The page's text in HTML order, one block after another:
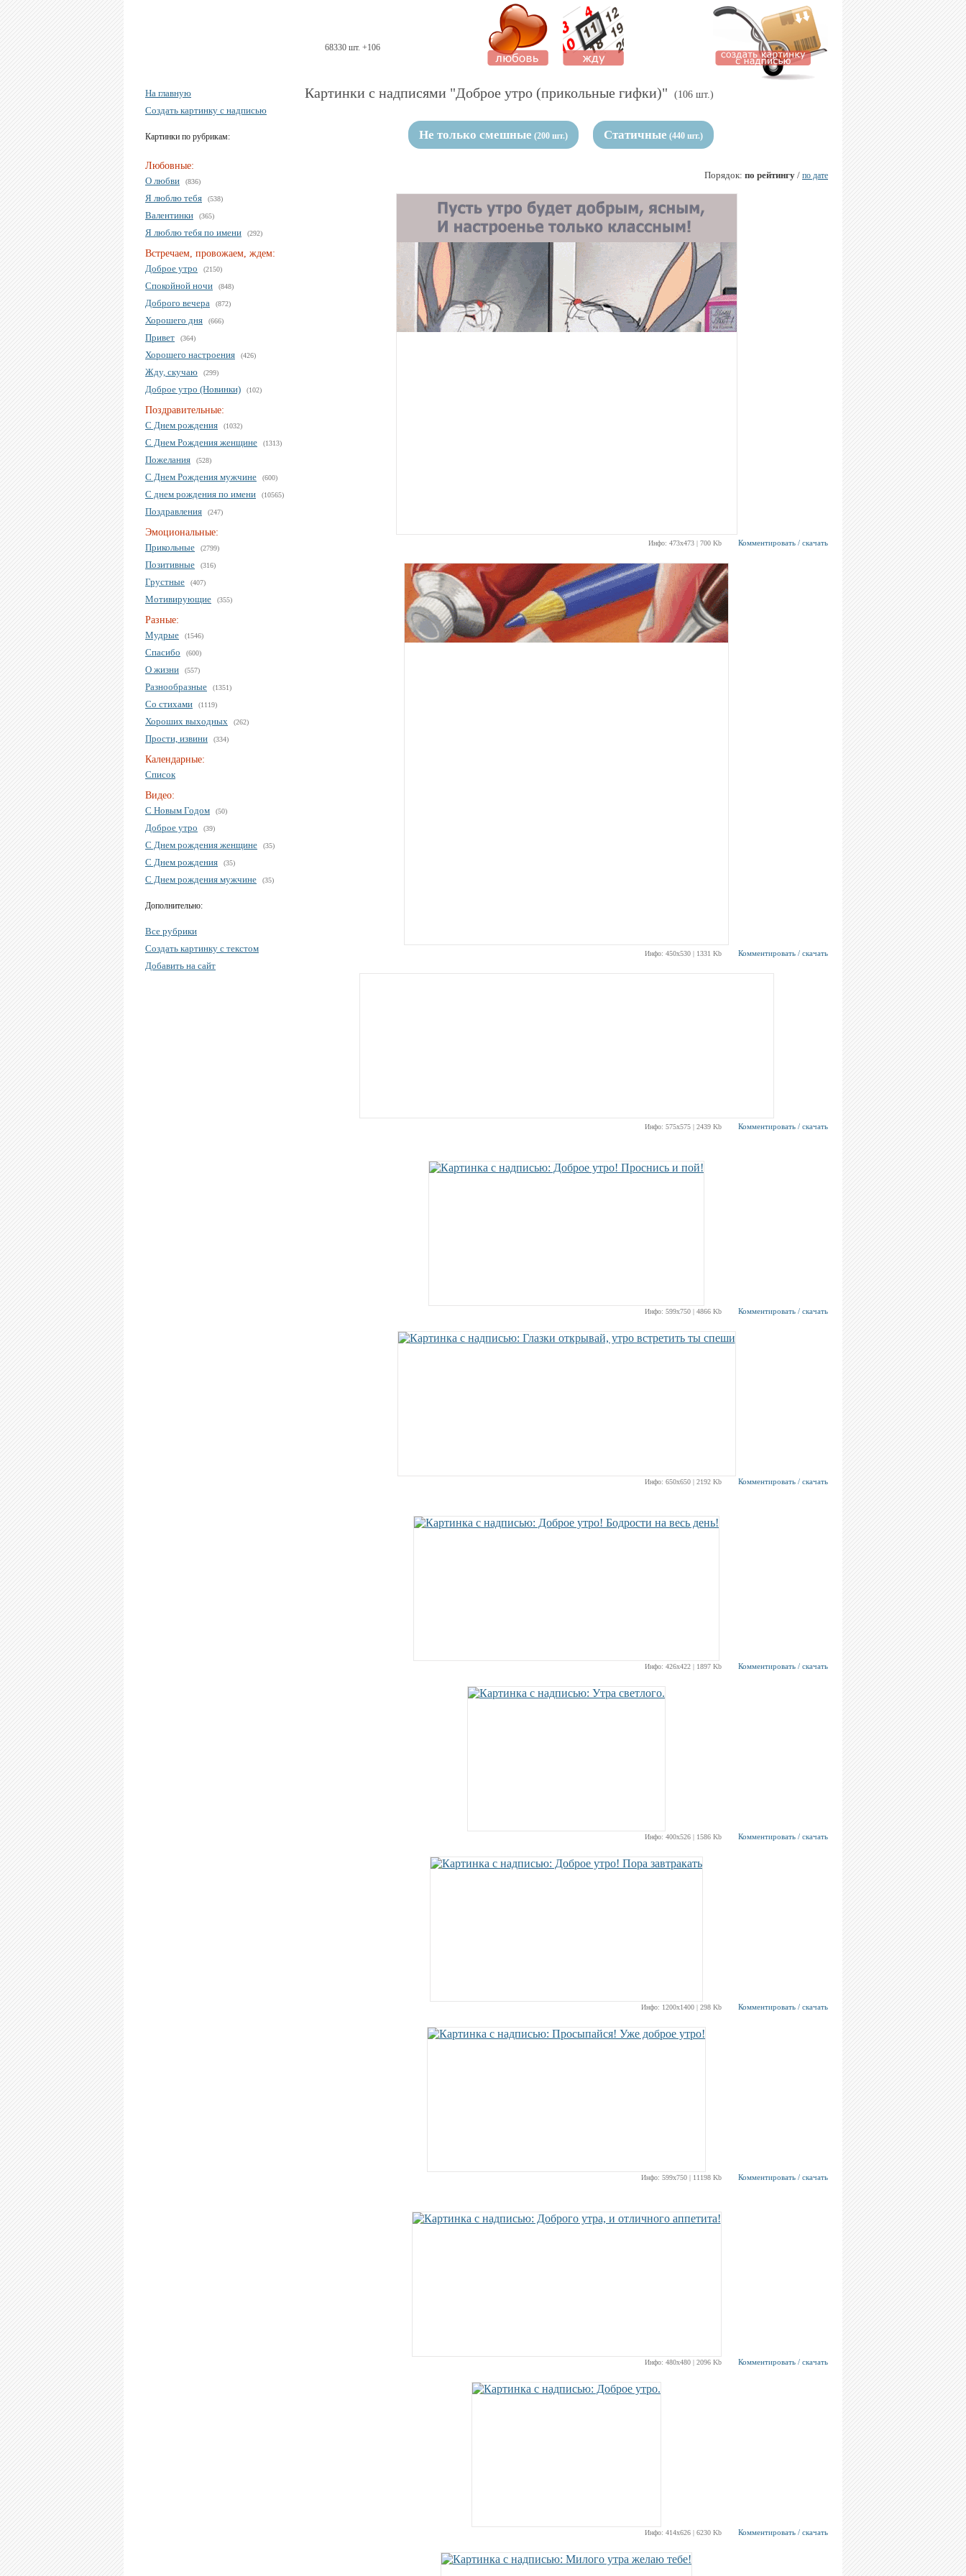
68330 шт. +106
На главную
Создать картинку с надписью
Картинки по рубрикам:
Любовные:
О любви
(836)
Я люблю тебя (538)
Валентинки (365)
Я люблю тебя по имени (292)
Встречаем, провожаем, ждем:
Доброе утро
(2150)
Спокойной ночи (848)
Доброго вечера (872)
Хорошего дня (666)
Привет (364)
Хорошего настроения (426)
Жду, скучаю (299)
Доброе утро (Новинки) (102)
Поздравительные:
С Днем рождения
(1032)
С Днем Рождения женщине (1313)
Пожелания (528)
С Днем Рождения мужчине (600)
С днем рождения по имени (10565)
Поздравления (247)
Эмоциональные:
Прикольные
(2799)
Позитивные (316)
Грустные (407)
Мотивирующие (355)
Разные:
Мудрые
(1546)
Спасибо (600)
О жизни (557)
Разнообразные (1351)
Со стихами (1119)
Хороших выходных (262)
Прости, извини (334)
Календарные:
Список
Видео:
С Новым Годом
(50)
Доброе утро (39)
С Днем рождения женщине (35)
С Днем рождения (35)
С Днем рождения мужчине (35)
Дополнительно:
Все рубрики
Создать картинку с текстом
Добавить на сайт
Картинки с надписями "Доброе утро (прикольные гифки)" (106 шт.)
Не только смешные (200 шт.) Статичные (440 шт.)
Порядок: по рейтингу / по дате
Инфо: 473х473 | 700 Kb Комментировать / скачать
Инфо: 450х530 | 1331 Kb Комментировать / скачать
Инфо: 575х575 | 2439 Kb Комментировать / скачать
Инфо: 599х750 | 4866 Kb Комментировать / скачать
Инфо: 650х650 | 2192 Kb Комментировать / скачать
Инфо: 426х422 | 1897 Kb Комментировать / скачать
Инфо: 400х526 | 1586 Kb Комментировать / скачать
Инфо: 1200х1400 | 298 Kb Комментировать / скачать
Инфо: 599х750 | 11198 Kb Комментировать / скачать
Инфо: 480х480 | 2096 Kb Комментировать / скачать
Инфо: 414х626 | 6230 Kb Комментировать / скачать